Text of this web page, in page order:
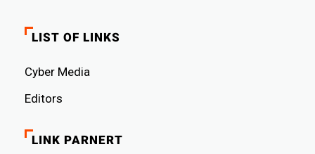
LIST OF LINKS
Cyber ​​Media
Editors
LINK PARNERT